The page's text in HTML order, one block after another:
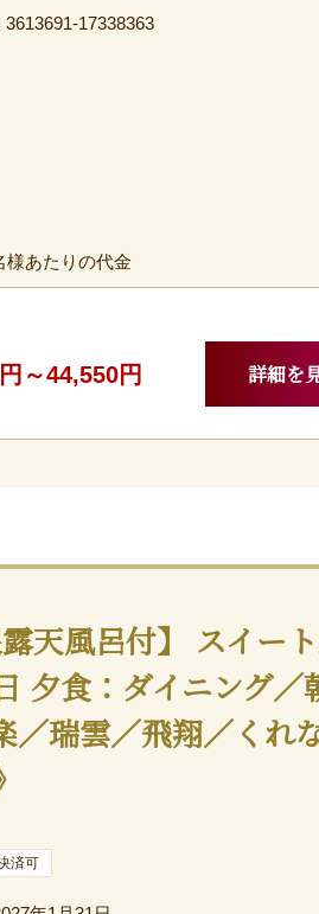
3613691-17338363
様あたりの代金
～44,550円 詳細を
天風呂付】 スイー
夕食：ダイニング／
／瑞雲／飛翔／くれ
済可